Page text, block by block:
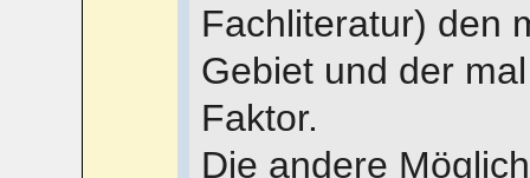
Fachliteratur) den
Gebiet und der
Faktor.
Die andere